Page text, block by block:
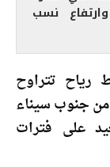
نسب
رياح تتراوح
مناطق من جنوب سيناء
على فترات